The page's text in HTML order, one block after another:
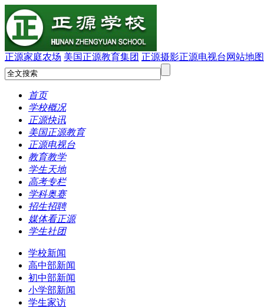
正源家庭农场 美国正源教育集团 正源摄影正源电视台 网站地图
首页
学校概况
正源快讯
美国正源教育
正源电视台
教育教学
学生天地
高考专栏
学科奥赛
招生招聘
媒体看正源
学生社团
学校新闻
高中部新闻
初中部新闻
小学部新闻
学生家访